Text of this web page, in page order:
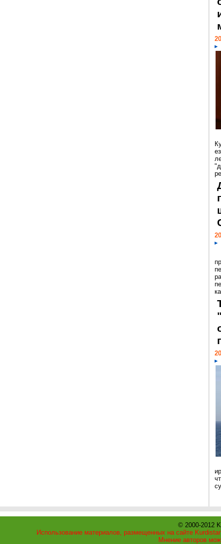
© 2000-2012
Использование материалов, размещенных на сайте
Мнение авторов